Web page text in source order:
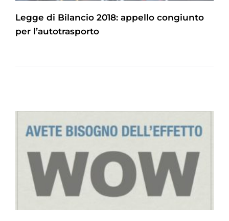
Legge di Bilancio 2018: appello congiunto
per l’autotrasporto